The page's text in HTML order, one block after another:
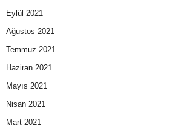
Eylül 2021
Ağustos 2021
Temmuz 2021
Haziran 2021
Mayıs 2021
Nisan 2021
Mart 2021